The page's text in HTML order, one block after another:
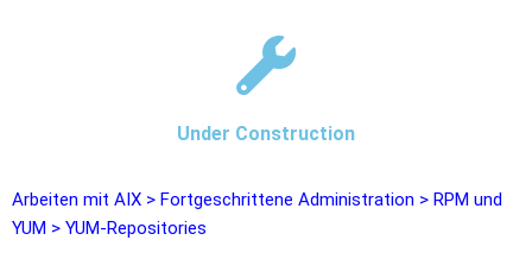
Under Construction
Arbeiten mit AIX > Fortgeschrittene Administration > RPM und
YUM > YUM-Repositories